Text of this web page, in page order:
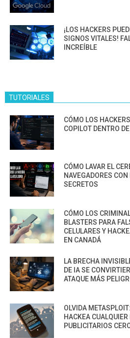
¡LOS HACKERS
SIGNOS VITALES!
INCREÍBLE
TUTORIALES
CÓMO LOS
COPILOT DENTRO
CÓMO LAVAR EL
NAVEGADORES
SECRETOS
CÓMO LOS
BLASTERS PARA
CELULARES Y
EN CANADÁ
LA BRECHA
DE IA SE
ATAQUE MÁS
OLVIDA
HACKEA
PUBLICITARIOS